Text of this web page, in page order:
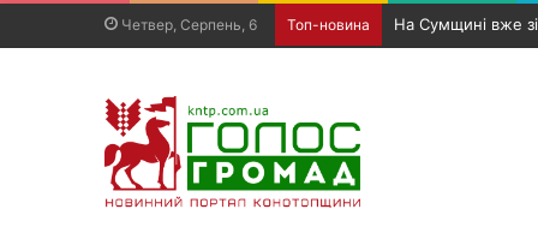
Четвер, Серпень, 6 Топ-новина Чергова атака на